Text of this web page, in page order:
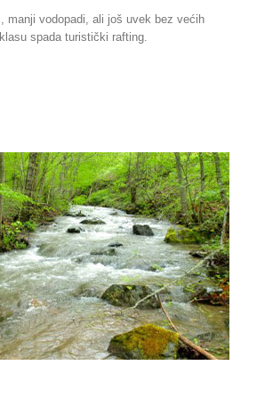
manji vodopadi, ali još uvek bez većih
spada turistički rafting.